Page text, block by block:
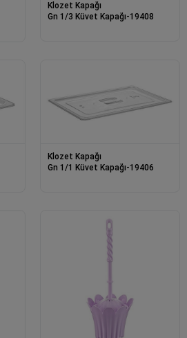
Klozet Kapağı
Gn 1/3 Küvet Kapağı-19408
Klozet Kapağı
Gn 1/1 Küvet Kapağı-19406